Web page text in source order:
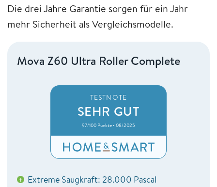
Die drei Jahre Garantie sorgen für ein Jahr
mehr Sicherheit als Vergleichsmodelle.
Mova Z60 Ultra Roller Complete
TESTNOTE
SEHR GUT
97/100 Punkte • 08/2025
+ Extreme Saugkraft: 28.000 Pascal